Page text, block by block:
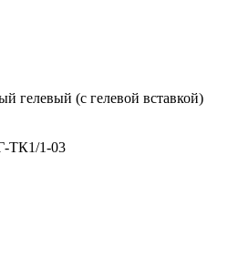
гелевый (с гелевой вставкой)
1-03